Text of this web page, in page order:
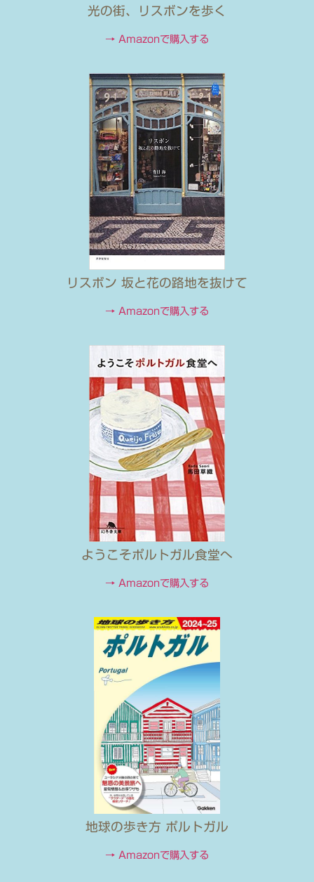
光の街、リスボンを歩く
→ Amazonで購入する
リスボン 坂と花の路地を抜けて
→ Amazonで購入する
ようこそポルトガル食堂へ
→ Amazonで購入する
地球の歩き方 ポルトガル
→ Amazonで購入する